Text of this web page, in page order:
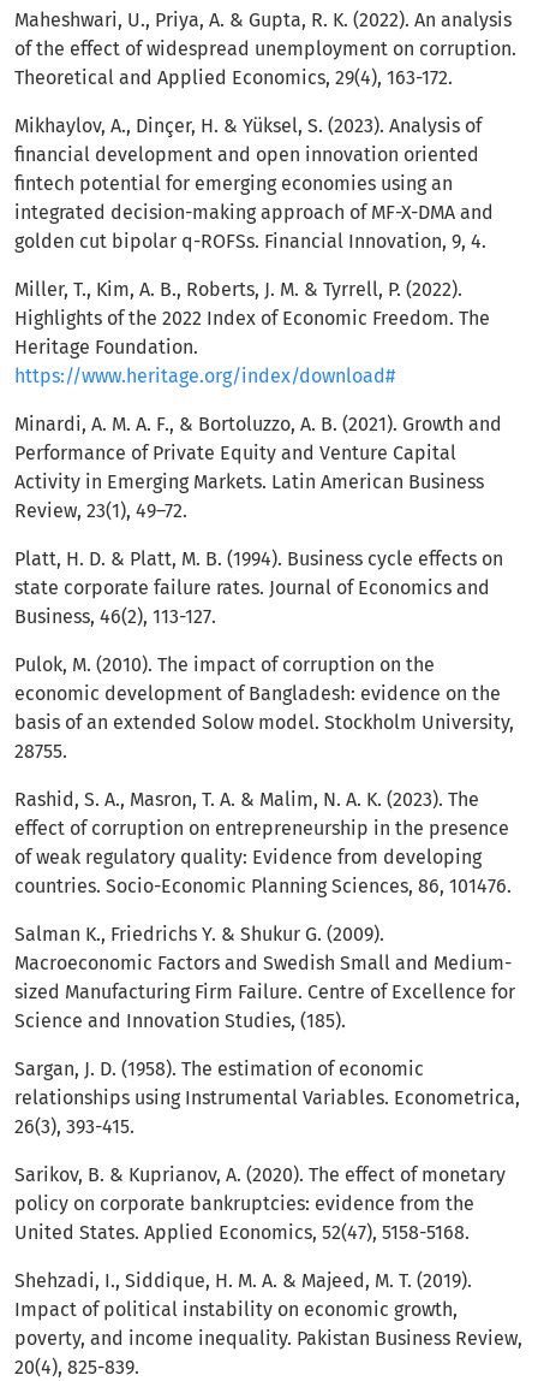
Maheshwari, U., Priya, A. & Gupta, R. K. (2022). An analysis
of the effect of widespread unemployment on corruption.
Theoretical and Applied Economics, 29(4), 163-172.
Mikhaylov, A., Dinçer, H. & Yüksel, S. (2023). Analysis of
financial development and open innovation oriented
fintech potential for emerging economies using an
integrated decision-making approach of MF-X-DMA and
golden cut bipolar q-ROFSs. Financial Innovation, 9, 4.
Miller, T., Kim, A. B., Roberts, J. M. & Tyrrell, P. (2022).
Highlights of the 2022 Index of Economic Freedom. The
Heritage Foundation.
https://www.heritage.org/index/download#
Minardi, A. M. A. F., & Bortoluzzo, A. B. (2021). Growth and
Performance of Private Equity and Venture Capital
Activity in Emerging Markets. Latin American Business
Review, 23(1), 49–72.
Platt, H. D. & Platt, M. B. (1994). Business cycle effects on
state corporate failure rates. Journal of Economics and
Business, 46(2), 113-127.
Pulok, M. (2010). The impact of corruption on the
economic development of Bangladesh: evidence on the
basis of an extended Solow model. Stockholm University,
28755.
Rashid, S. A., Masron, T. A. & Malim, N. A. K. (2023). The
effect of corruption on entrepreneurship in the presence
of weak regulatory quality: Evidence from developing
countries. Socio-Economic Planning Sciences, 86, 101476.
Salman K., Friedrichs Y. & Shukur G. (2009).
Macroeconomic Factors and Swedish Small and Medium-
sized Manufacturing Firm Failure. Centre of Excellence for
Science and Innovation Studies, (185).
Sargan, J. D. (1958). The estimation of economic
relationships using Instrumental Variables. Econometrica,
26(3), 393-415.
Sarikov, B. & Kuprianov, A. (2020). The effect of monetary
policy on corporate bankruptcies: evidence from the
United States. Applied Economics, 52(47), 5158-5168.
Shehzadi, I., Siddique, H. M. A. & Majeed, M. T. (2019).
Impact of political instability on economic growth,
poverty, and income inequality. Pakistan Business Review,
20(4), 825-839.